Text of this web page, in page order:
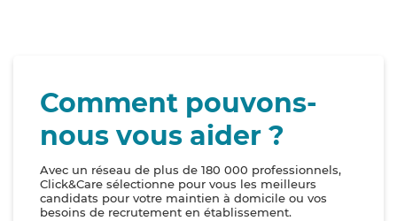
Comment pouvons-
nous vous aider ?
Avec un réseau de plus de 180 000 professionnels,
Click&Care sélectionne pour vous les meilleurs
candidats pour votre maintien à domicile ou vos
besoins de recrutement en établissement.